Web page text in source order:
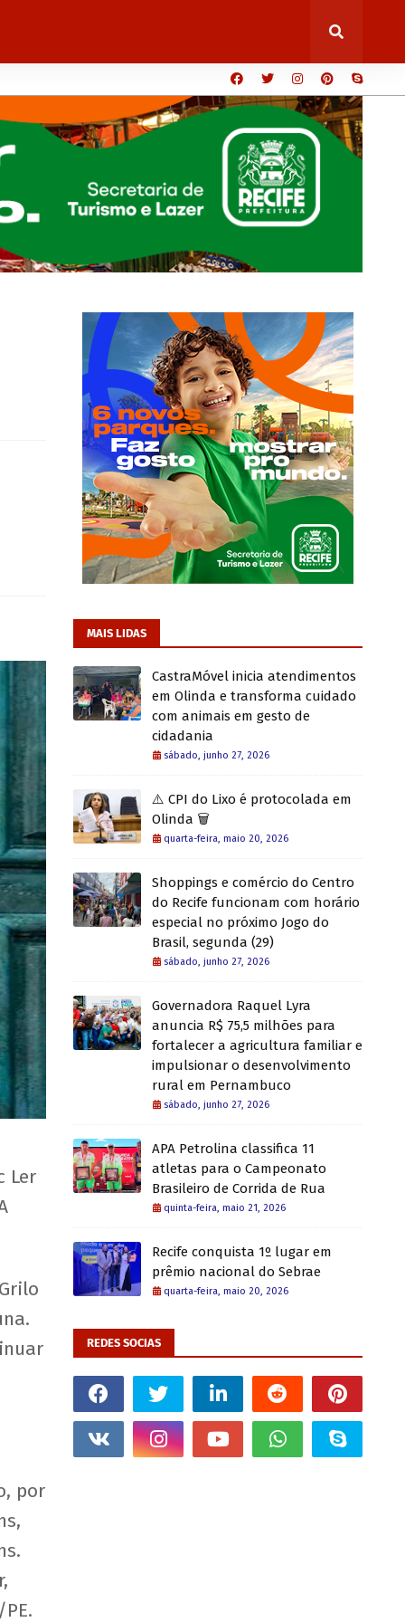
Ler
por
MAIS LIDAS
CastraMóvel inicia atendimentos
em Olinda e transforma cuidado
com animais em gesto de
cidadania
sábado, junho 27, 2026
⚠️ CPI do Lixo é protocolada em
Olinda 🗑️
quarta-feira, maio 20, 2026
Shoppings e comércio do Centro
do Recife funcionam com horário
especial no próximo Jogo do
Brasil, segunda (29)
sábado, junho 27, 2026
Governadora Raquel Lyra
anuncia R$ 75,5 milhões para
fortalecer a agricultura familiar e
impulsionar o desenvolvimento
rural em Pernambuco
sábado, junho 27, 2026
APA Petrolina classifica 11
atletas para o Campeonato
Brasileiro de Corrida de Rua
quinta-feira, maio 21, 2026
Recife conquista 1º lugar em
prêmio nacional do Sebrae
quarta-feira, maio 20, 2026
REDES SOCIAS